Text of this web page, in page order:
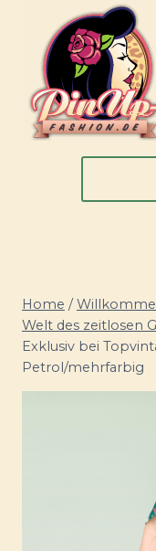
springen
Home /
Welt des zeitlosen
Exklusiv bei
Petrol/mehrfarbig